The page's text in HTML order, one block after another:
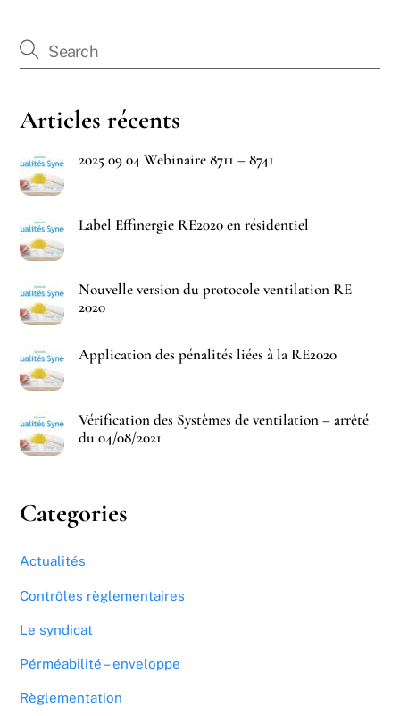
Articles récents
2025 09 04 Webinaire 8711 – 8741
Label Effinergie RE2020 en résidentiel
Nouvelle version du protocole ventilation RE
2020
Application des pénalités liées à la RE2020
Vérification des Systèmes de ventilation – arrêté
du 04/08/2021
Categories
Actualités
Contrôles règlementaires
Le syndicat
Pérméabilité – enveloppe
Règlementation